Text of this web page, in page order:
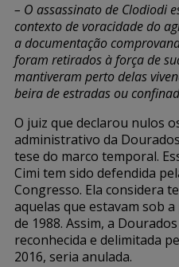
– O assassinato de Clodiodi
contexto de voracidade do
a documentação
foram retirados à força de
mantiveram perto delas
beira de estradas ou
O juiz que declarou nulos
administrativo da
tese do marco temporal.
Cimi tem sido defendida
Congresso. Ela considera
aquelas que estavam sob
de 1988. Assim, a
reconhecida e delimitada
2016, seria anulada.